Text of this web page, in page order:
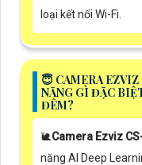
loại kết nối Wi-Fi.
😇 CAMERA
NĂNG GÌ ĐẶC
ĐÊM?
🐌Camera Ezviz
năng AI Deep